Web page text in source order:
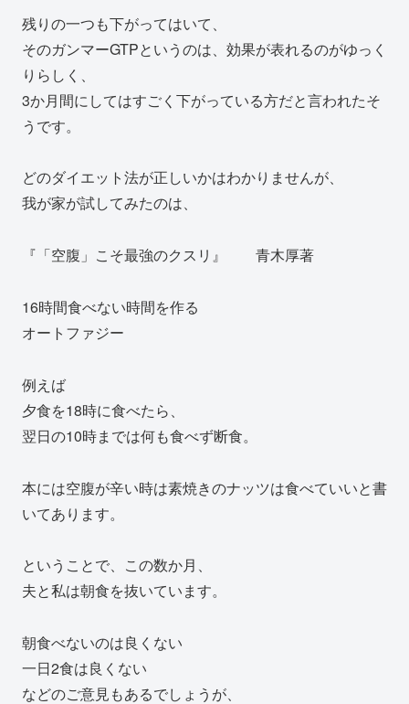
残りの一つも下がってはいて、
そのガンマーGTPというのは、効果が表れるのがゆっく
りらしく、
3か月間にしてはすごく下がっている方だと言われたそ
うです。
どのダイエット法が正しいかはわかりませんが、
我が家が試してみたのは、
『「空腹」こそ最強のクスリ』 青木厚著
16時間食べない時間を作る
オートファジー
例えば
夕食を18時に食べたら、
翌日の10時までは何も食べず断食。
本には空腹が辛い時は素焼きのナッツは食べていいと書
いてあります。
ということで、この数か月、
夫と私は朝食を抜いています。
朝食べないのは良くない
一日2食は良くない
などのご意見もあるでしょうが、